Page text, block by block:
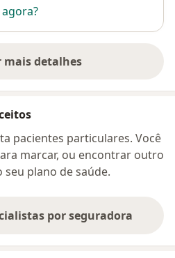
mais detalhes
sobre o endereço
pacientes particulares. Você
marcar, ou encontrar outro
seu plano de saúde.
por seguradora